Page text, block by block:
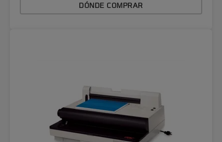
DÓNDE COMPRAR